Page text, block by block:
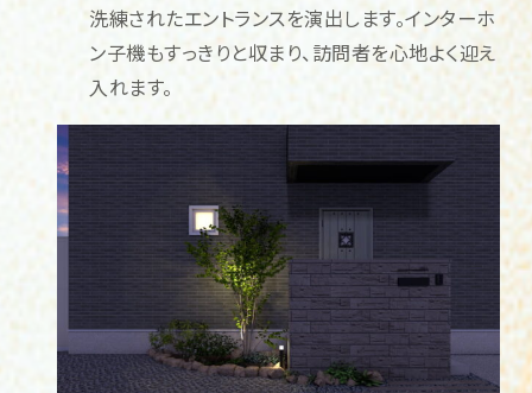
洗練されたエントランスを演出します。インターホ
ン子機もすっきりと収まり、訪問者を心地よく迎え
入れます。